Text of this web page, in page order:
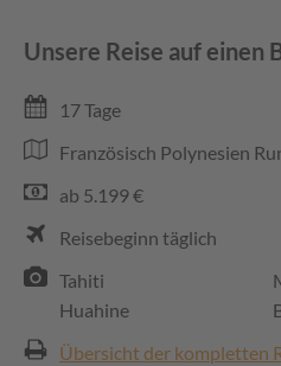
Unsere Reise auf einen
17 Tage
Französisch Polynesien
ab 5.199 €
Reisebeginn täglich
Tahiti
Huahine
Übersicht der kompletten